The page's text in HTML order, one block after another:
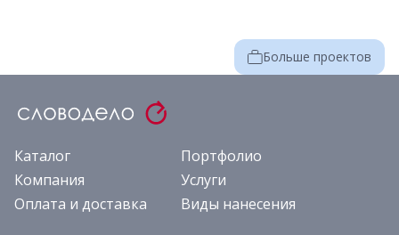
Больше проектов
Каталог
Портфолио
Компания
Услуги
Оплата и доставка
Виды нанесения